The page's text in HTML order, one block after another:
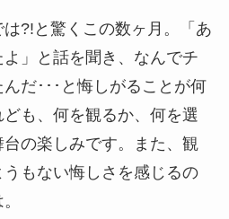
?!と驚くこの数ヶ月。「あ
」と話を聞き、なんでチ
だ･･･と悔しがることが何
も、何を観るか、何を選
の楽しみです。また、観
もない悔しさを感じるの